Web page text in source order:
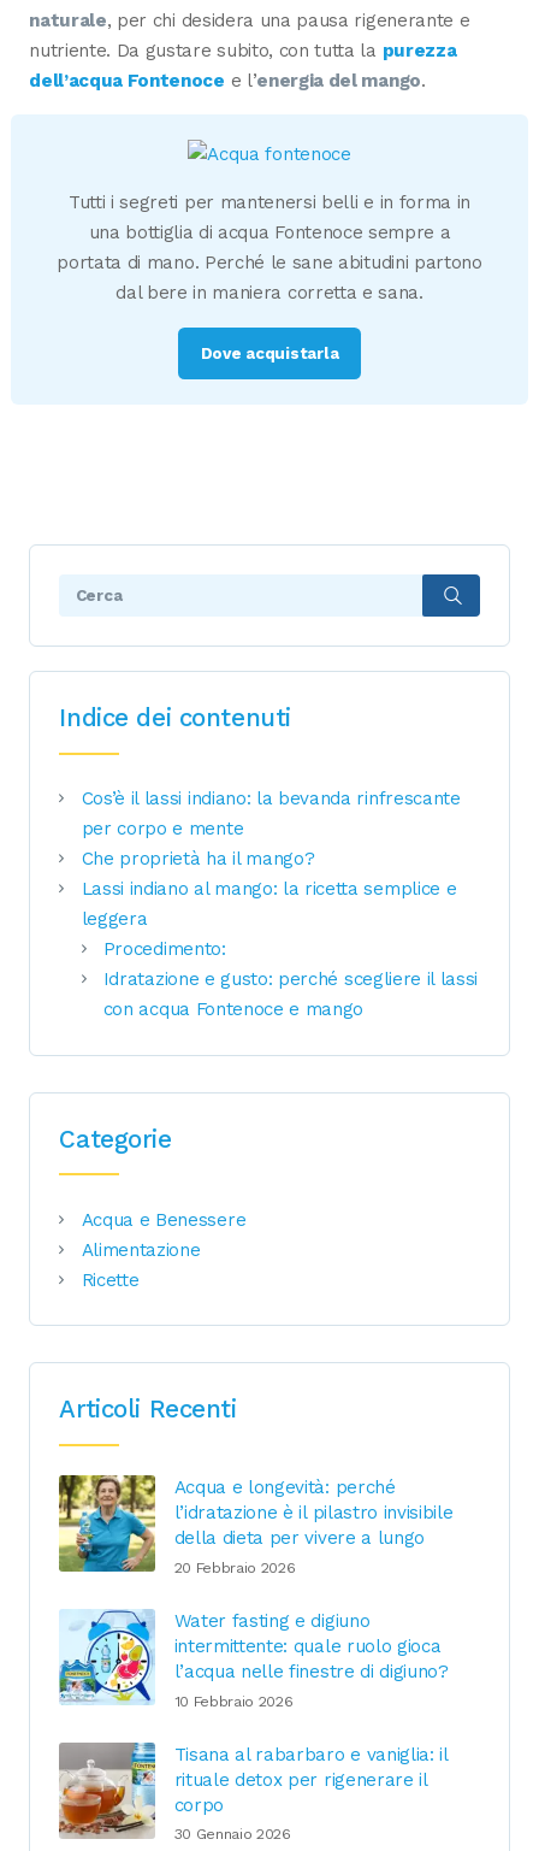
naturale, per chi desidera una pausa rigenerante e
nutriente. Da gustare subito, con tutta la purezza
dell’acqua Fontenoce e l’energia del mango.
Tutti i segreti per mantenersi belli e in forma in
una bottiglia di acqua Fontenoce sempre a
portata di mano. Perché le sane abitudini partono
dal bere in maniera corretta e sana.
Dove acquistarla
Search:
Indice dei contenuti
Cos’è il lassi indiano: la bevanda rinfrescante
per corpo e mente
Che proprietà ha il mango?
Lassi indiano al mango: la ricetta semplice e
leggera
Procedimento:
Idratazione e gusto: perché scegliere il lassi
con acqua Fontenoce e mango
Categorie
Acqua e Benessere
Alimentazione
Ricette
Articoli Recenti
Acqua e longevità: perché
l’idratazione è il pilastro invisibile
della dieta per vivere a lungo
20 Febbraio 2026
Water fasting e digiuno
intermittente: quale ruolo gioca
l’acqua nelle finestre di digiuno?
10 Febbraio 2026
Tisana al rabarbaro e vaniglia: il
rituale detox per rigenerare il
corpo
30 Gennaio 2026